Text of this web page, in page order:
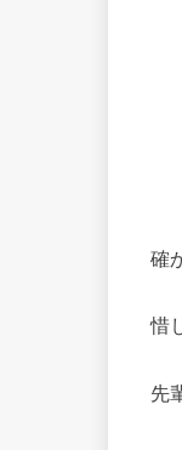
確
惜
先